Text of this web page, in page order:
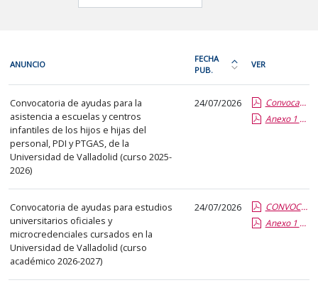
cada
fila
de
la
siguiente
tabla
encontrará
los
anuncios
del
tablón
seleccionado
e
instrucciones
de
órganos
unipersonales
ANUNCIO
FECHA
PUB.
Ordena
la
tabla
por
más
reciente
VER
Convocatoria de ayudas para la
asistencia a escuelas y centros
infantiles de los hijos e hijas del
personal, PDI y PTGAS, de la
Universidad de Valladolid (curso 2025-
2026)
24/07/2026
Convocatoria Ayudas Escuelas Infantiles curso 2025-2026.pdf.pdf
Anexo 1 Solicitud Escuelas Infantiles.pdf.pdf
Convocatoria de ayudas para estudios
universitarios oficiales y
microcredenciales cursados en la
Universidad de Valladolid (curso
académico 2026-2027)
24/07/2026
CONVOCATORIA DE AYUDAS ESTUDIOS EN LA UVA 2026-2027.pdf.pdf
Anexo 1 Solicitud Ayuda Estudios UVa.pdf.pdf